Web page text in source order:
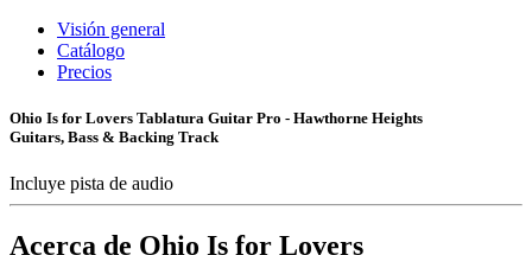
Visión general
Catálogo
Precios
Ohio Is for Lovers Tablatura Guitar Pro - Hawthorne Heights
Guitars, Bass & Backing Track
Incluye pista de audio
Acerca de Ohio Is for Lovers